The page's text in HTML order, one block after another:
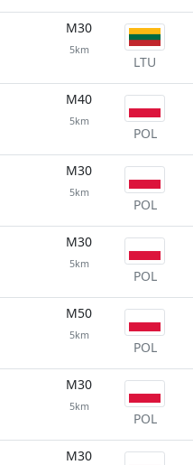
M30
5km
LTU
M40
5km
POL
M30
5km
POL
M30
5km
POL
M50
5km
POL
M30
5km
POL
M30